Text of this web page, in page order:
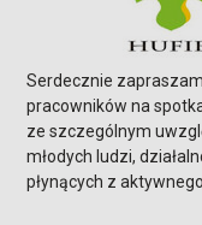
Serdecznie
pracowników na
ze szczególnym
młodych ludzi,
płynących z